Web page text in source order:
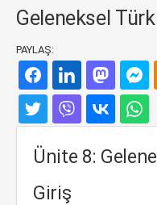
Geleneksel
PAYLAŞ:
Ünite 8:
Giriş